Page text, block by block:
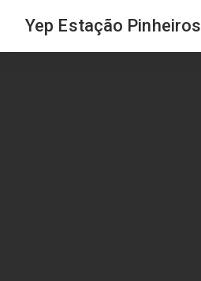
Yep Estação Pinheiros